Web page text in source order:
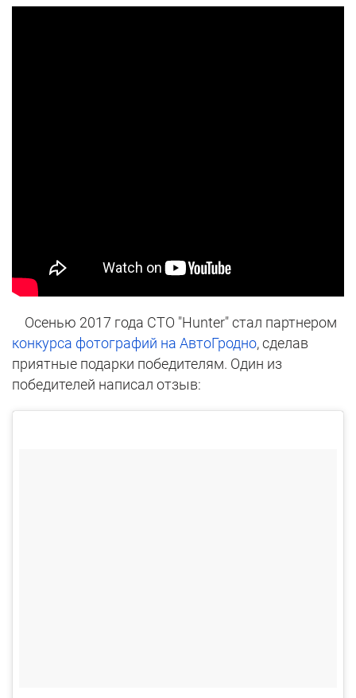
Осенью 2017 года СТО "Hunter" стал партнером
конкурса фотографий на АвтоГродно, сделав
приятные подарки победителям. Один из
победителей написал отзыв: